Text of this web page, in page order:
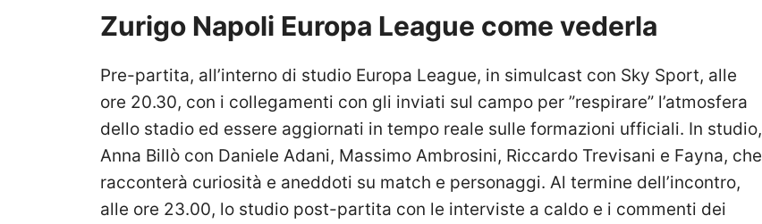
Zurigo Napoli Europa League come vederla
Pre-partita, all’interno di studio Europa League, in simulcast con Sky Sport, alle
ore 20.30, con i collegamenti con gli inviati sul campo per ”respirare” l’atmosfera
dello stadio ed essere aggiornati in tempo reale sulle formazioni ufficiali. In studio,
Anna Billò con Daniele Adani, Massimo Ambrosini, Riccardo Trevisani e Fayna, che
racconterà curiosità e aneddoti su match e personaggi. Al termine dell’incontro,
alle ore 23.00, lo studio post-partita con le interviste a caldo e i commenti dei